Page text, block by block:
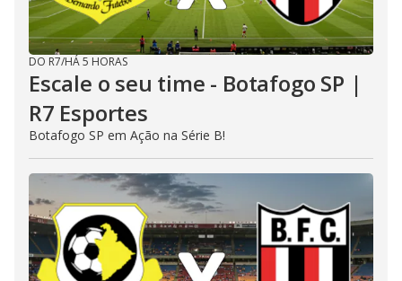
DO R7/HÁ 5 HORAS
Escale o seu time - Botafogo SP |
R7 Esportes
Botafogo SP em Ação na Série B!